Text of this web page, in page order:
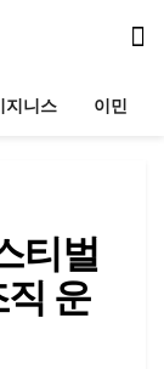
지니스 이민
티벌
운